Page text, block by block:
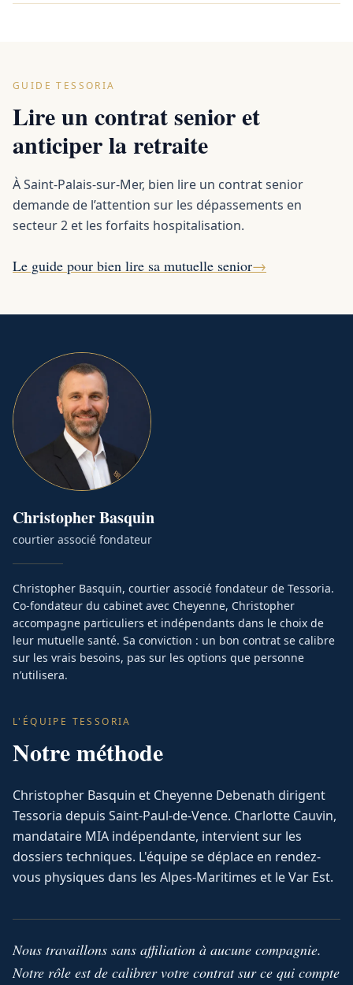
GUIDE TESSORIA
Lire un contrat senior et
anticiper la retraite
À Saint-Palais-sur-Mer, bien lire un contrat senior
demande de l’attention sur les dépassements en
secteur 2 et les forfaits hospitalisation.
Le guide pour bien lire sa mutuelle senior→
ChristopherBasquin
courtier associé fondateur
Christopher Basquin, courtier associé fondateur de Tessoria.
Co-fondateur du cabinet avec Cheyenne, Christopher
accompagne particuliers et indépendants dans le choix de
leur mutuelle santé. Sa conviction : un bon contrat se calibre
sur les vrais besoins, pas sur les options que personne
n’utilisera.
L'ÉQUIPE TESSORIA
Notre méthode
Christopher Basquin et Cheyenne Debenath dirigent
Tessoria depuis Saint-Paul-de-Vence. Charlotte Cauvin,
mandataire MIA indépendante, intervient sur les
dossiers techniques. L'équipe se déplace en rendez-
vous physiques dans les Alpes-Maritimes et le Var Est.
Nous travaillons sans affiliation à aucune compagnie.
Notre rôle est de calibrer votre contrat sur ce qui compte